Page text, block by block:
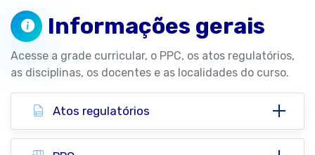
Informações gerais
Acesse a grade curricular, o PPC, os atos regulatórios,
as disciplinas, os docentes e as localidades do curso.
Atos regulatórios